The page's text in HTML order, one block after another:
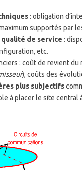
: obligation
supportés par
de service :
etc.
: coût de revient du
), coûts des
plus subjectifs
à placer le site central